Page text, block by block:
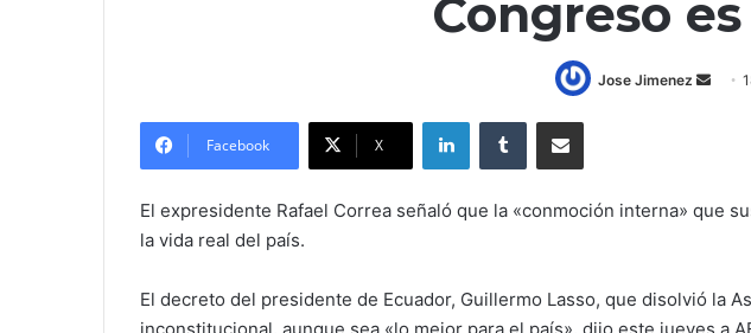
Congreso
Jose Jimenez
Send
Facebook X
LinkedInTumblr Compartir por correo electrónico
El expresidente Rafael Correa señaló que la «conmoción interna» que
la vida real del país.
El decreto del presidente de Ecuador, Guillermo Lasso, que disolvió la